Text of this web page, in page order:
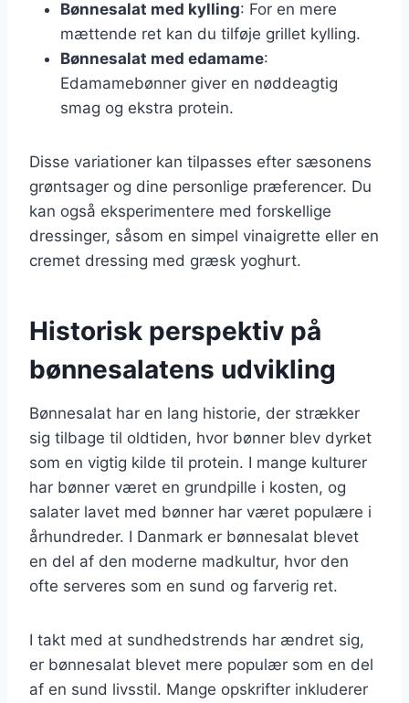
Bønnesalat med kylling: For en mere
mættende ret kan du tilføje grillet kylling.
Bønnesalat med edamame:
Edamamebønner giver en nøddeagtig
smag og ekstra protein.
Disse variationer kan tilpasses efter sæsonens
grøntsager og dine personlige præferencer. Du
kan også eksperimentere med forskellige
dressinger, såsom en simpel vinaigrette eller en
cremet dressing med græsk yoghurt.
Historisk perspektiv på
bønnesalatens udvikling
Bønnesalat har en lang historie, der strækker
sig tilbage til oldtiden, hvor bønner blev dyrket
som en vigtig kilde til protein. I mange kulturer
har bønner været en grundpille i kosten, og
salater lavet med bønner har været populære i
århundreder. I Danmark er bønnesalat blevet
en del af den moderne madkultur, hvor den
ofte serveres som en sund og farverig ret.
I takt med at sundhedstrends har ændret sig,
er bønnesalat blevet mere populær som en del
af en sund livsstil. Mange opskrifter inkluderer